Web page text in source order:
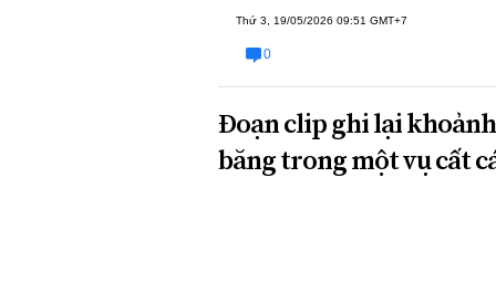
Thứ 3, 19/05/2026 09:51 GMT+7
0
Đoạn clip ghi lại
băng trong một vụ cất